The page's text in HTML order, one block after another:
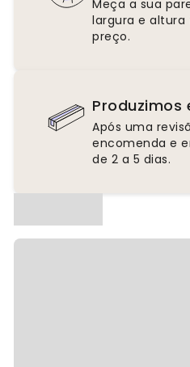
Meça a sua
largura e altura
preço.
Produzimos
Após uma
encomenda e
de 2 a 5 dias.